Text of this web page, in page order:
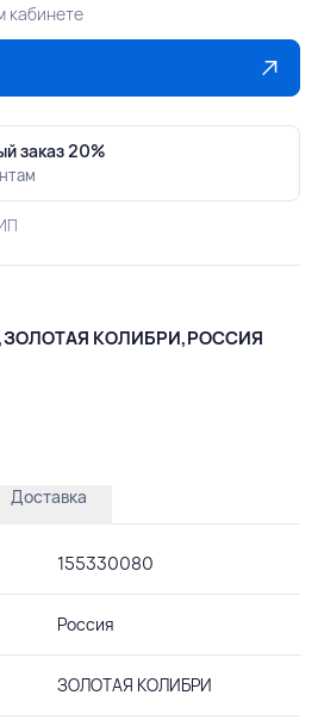
кабинете
заказ 20%
КОЛИБРИ,РОССИЯ
Доставка
155330080
Россия
ЗОЛОТАЯ КОЛИБРИ